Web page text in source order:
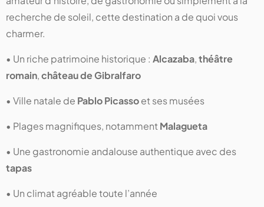
recherche de soleil, cette destination a de quoi vous
charmer.
• Un riche patrimoine historique : Alcazaba,théâtre
romain,château de Gibralfaro
• Ville natale de Pablo Picassoet ses musées
• Plages magnifiques, notammentMalagueta
• Une gastronomie andalouse authentique avec des
tapas
• Un climat agréable toute l’année